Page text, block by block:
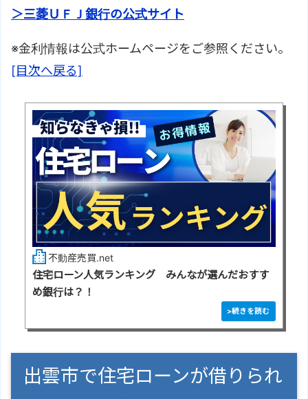
＞三菱ＵＦＪ銀行の公式サイト
※金利情報は公式ホームページをご参照ください。
[目次へ戻る]
不動産売買.net
住宅ローン人気ランキング みんなが選んだおすす
め銀行は？！
出雲市で住宅ローンが借りられ